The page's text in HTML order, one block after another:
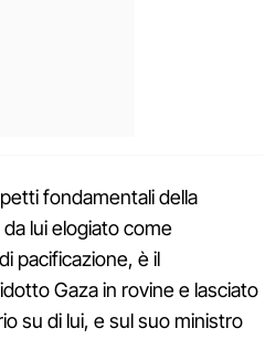
fondamentali della
lui elogiato come
pacificazione, è il
Gaza in rovine e lasciato
su di lui, e sul suo ministro